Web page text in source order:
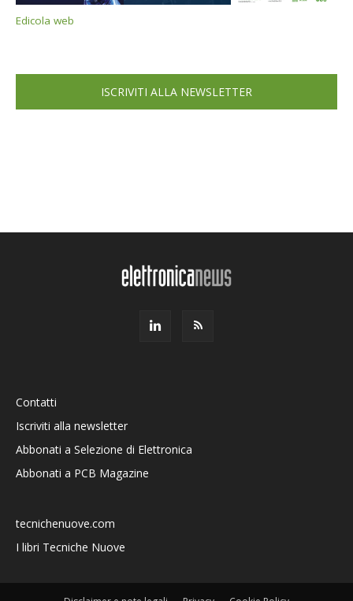
Edicola web
ISCRIVITI ALLA NEWSLETTER
Contatti
Iscriviti alla newsletter
Abbonati a Selezione di Elettronica
Abbonati a PCB Magazine
tecnichenuove.com
I libri Tecniche Nuove